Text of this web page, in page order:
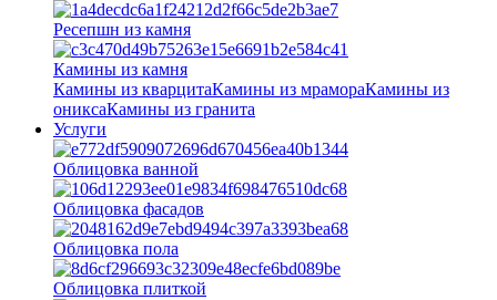
Ресепшн из камня
Камины из камня
Камины из кварцитаКамины из мрамораКамины из
ониксаКамины из гранита
Услуги
Облицовка ванной
Облицовка фасадов
Облицовка пола
Облицовка плиткой